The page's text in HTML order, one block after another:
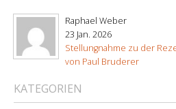
Raphael Weber
23 Jan. 2026
Stellungnahme zu der
von Paul Bruderer
KATEGORIEN